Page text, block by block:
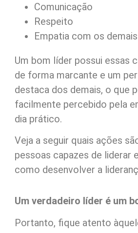
Comunicação
Respeito
Empatia com os demais
Um bom líder possui essas
de forma marcante e um
destaca dos demais, o que
facilmente percebido pela
dia prático.
Veja a seguir quais ações
pessoas capazes de liderar
como desenvolver a
Um verdadeiro líder é um
Portanto, fique atento